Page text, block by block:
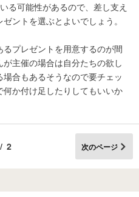
る可能性があるので、差し支え
ントを選ぶとよいでしょう。
プレゼントを用意するのが間
主催の場合は自分たちの欲し
合もあるそうなので要チェッ
か付け足したりしてもいいか
2 次のページ